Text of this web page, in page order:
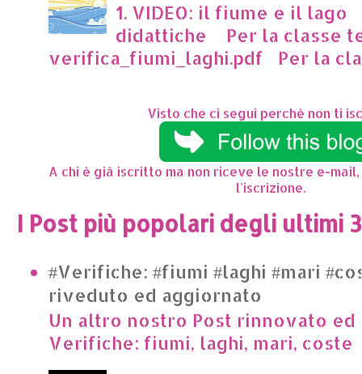
1. VIDEO: il fiume e il lago
didattiche Per la classe
verifica_fiumi_laghi.pdf Per la
Visto che ci segui perchè non ti
A chi è già iscritto ma non riceve le nostre e-
l'iscrizione.
I Post più popolari degli ultimi
#Verifiche: #fiumi #laghi #mari
riveduto ed aggiornato
Un altro nostro Post rinnovato
Verifiche: fiumi, laghi, mari, coste